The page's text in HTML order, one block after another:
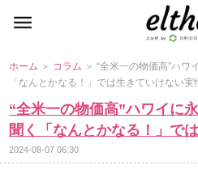
ホーム ＞ コラム ＞ “全米一の物価高”ハワ
「なんとかなる！」では生きていけない実
“全米一の物価高”ハワイに
聞く「なんとかなる！」で
2024-08-07 06:30